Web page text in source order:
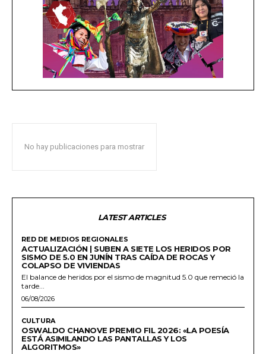
No hay publicaciones para mostrar
LATEST ARTICLES
RED DE MEDIOS REGIONALES
ACTUALIZACIÓN | SUBEN A SIETE LOS HERIDOS POR
SISMO DE 5.0 EN JUNÍN TRAS CAÍDA DE ROCAS Y
COLAPSO DE VIVIENDAS
El balance de heridos por el sismo de magnitud 5.0 que remeció la
tarde...
06/08/2026
CULTURA
OSWALDO CHANOVE PREMIO FIL 2026: «LA POESÍA
ESTÁ ASIMILANDO LAS PANTALLAS Y LOS
ALGORITMOS»